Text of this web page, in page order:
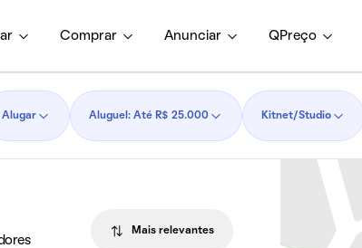
Comprar Anunciar QPreço
Alugar Aluguel: Até R$ 25.000 Kitnet/Studio
Mais relevantes